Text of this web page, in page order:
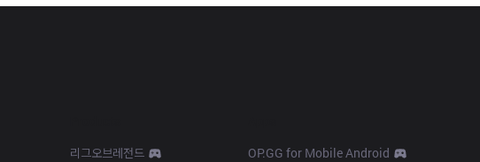
리그오브레전드
OP.GG for Mobile Android